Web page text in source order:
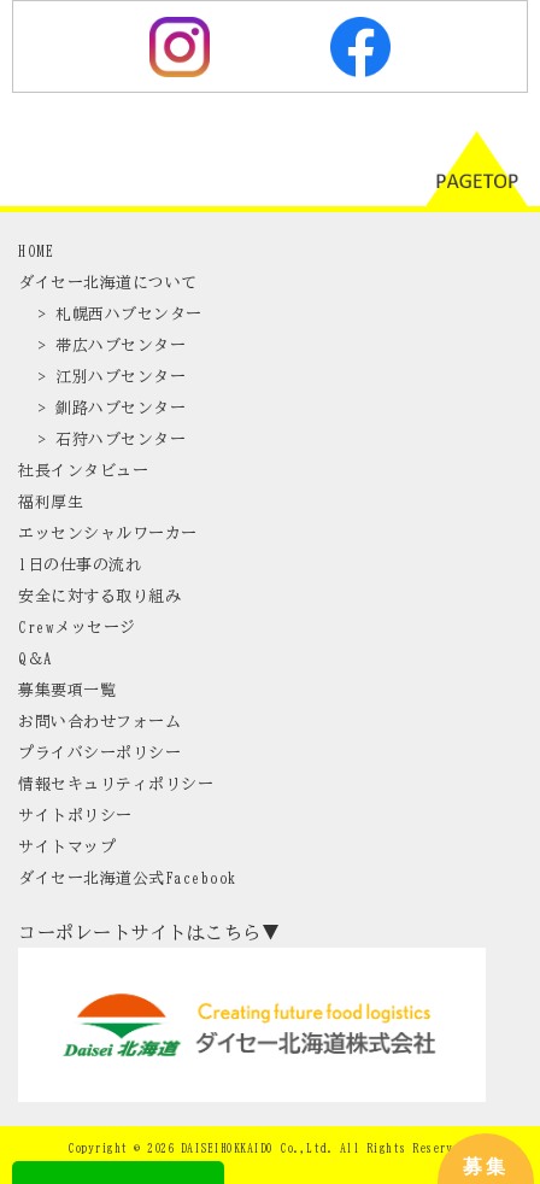
募集
HOME
ダイセー北海道について
> 札幌西ハブセンター
> 帯広ハブセンター
> 江別ハブセンター
> 釧路ハブセンター
> 石狩ハブセンター
社長インタビュー
福利厚生
エッセンシャルワーカー
1日の仕事の流れ
安全に対する取り組み
Crewメッセージ
Q＆A
募集要項一覧
お問い合わせフォーム
プライバシーポリシー
情報セキュリティポリシー
サイトポリシー
サイトマップ
ダイセー北海道公式Facebook
コーポレートサイトはこちら▼
Copyright © 2026 DAISEIHOKKAIDO Co.,Ltd. All Rights Reserved.